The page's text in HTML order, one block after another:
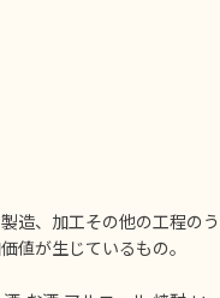
造、加工その他の工程のう
値が生じているもの。